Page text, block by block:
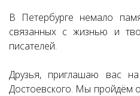
В Петербурге немало
связанных с жизнью и
писателей.
Друзья, приглашаю вас
Достоевского. Мы пройдём